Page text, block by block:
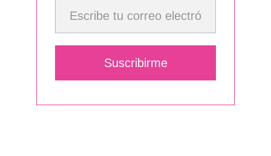
Suscribirme